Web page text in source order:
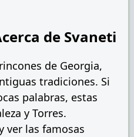
de Svaneti
de Georgia,
tradiciones. Si
palabras, estas
y Torres.
ver las famosas